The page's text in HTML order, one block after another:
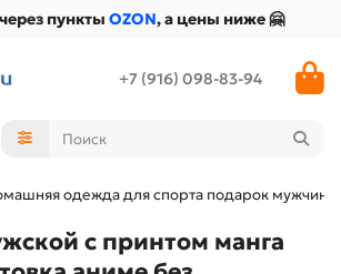
пункты OZON, а цены ниже 🤗
+7 (916) 098-83-94
одежда для спорта подарок мужчине
с принтом манга